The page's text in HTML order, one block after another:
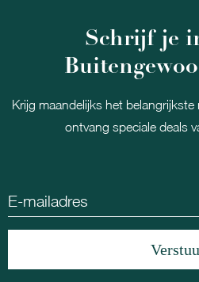
Schrijf je
Krijg maandelijks het
ontvang speciale deals